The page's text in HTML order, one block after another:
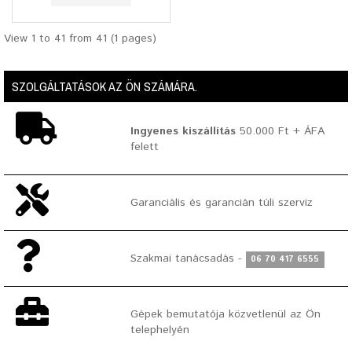
View 1 to 41 from 41 (1 pages)
SZOLGÁLTATÁSOK AZ ÖN SZÁMÁRA.
Ingyenes kiszállítás50.000 Ft + ÁFA
felett
Garanciális és garancián túli szerviz
Szakmai tanácsadás - 06 70 417 6555
Gépek bemutatója közvetlenül az Ön
telephelyén